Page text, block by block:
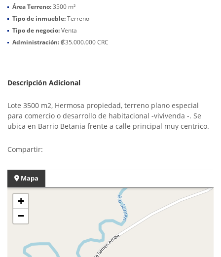
Área Terreno:3500 m²
Tipo de inmueble:Terreno
Tipo de negocio:Venta
Administración:₡35.000.000 CRC
Descripción Adicional
Lote 3500 m2, Hermosa propiedad, terreno plano especial
para comercio o desarrollo de habitacional -vivivenda -. Se
ubica en Barrio Betania frente a calle principal muy centrico.
Compartir:
Mapa
+
−